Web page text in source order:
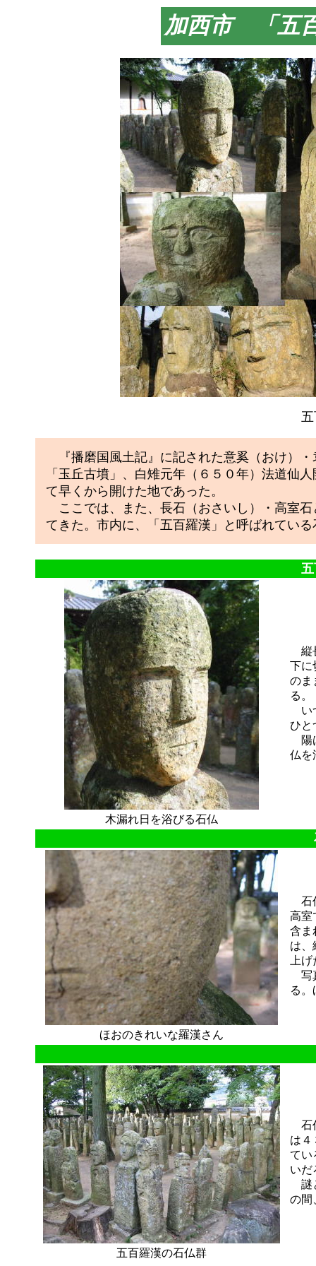
加西市 「五
『播磨国風土記』に記された意奚（おけ）
「玉丘古墳」、白雉元年（６５０年）法道
て早くから開けた地であった。
ここでは、また、長石（おさいし）・高室
てきた。市内に、「五百羅漢」と呼ばれてい
縦
下に
のま
る。
い
ひと
陽
仏を
木漏れ日を浴びる石仏
石
高室
含ま
は、
上
写
る
ほおのきれいな羅漢さん
石
は４
てい
いだ
謎
の間
五百羅漢の石仏群